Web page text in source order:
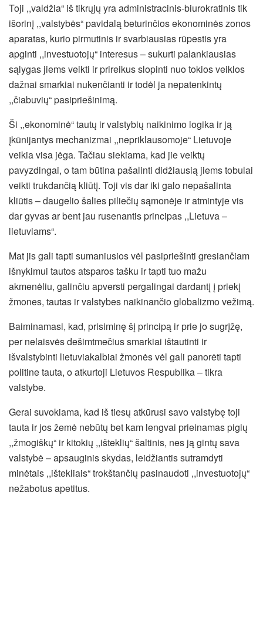
Toji ,,valdžia“ iš tikrųjų yra administracinis-biurokratinis tik
išorinį ,,valstybės“ pavidalą beturinčios ekonominės zonos
aparatas, kurio pirmutinis ir svarbiausias rūpestis yra
apginti ,,investuotojų“ interesus – sukurti palankiausias
sąlygas jiems veikti ir prireikus slopinti nuo tokios veiklos
dažnai smarkiai nukenčianti ir todėl ja nepatenkintų
,,čiabuvių“ pasipriešinimą.
Ši ,,ekonominė“ tautų ir valstybių naikinimo logika ir ją
įkūnijantys mechanizmai ,,nepriklausomoje“ Lietuvoje
veikia visa jėga. Tačiau siekiama, kad jie veiktų
pavyzdingai, o tam būtina pašalinti didžiausią jiems tobulai
veikti trukdančią kliūtį. Toji vis dar iki galo nepašalinta
kliūtis – daugelio šalies piliečių sąmonėje ir atmintyje vis
dar gyvas ar bent jau rusenantis principas ,,Lietuva –
lietuviams“.
Mat jis gali tapti sumaniusios vėl pasipriešinti gresiančiam
išnykimui tautos atsparos tašku ir tapti tuo mažu
akmenėliu, galinčiu apversti pergalingai dardantį į priekį
žmones, tautas ir valstybes naikinančio globalizmo vežimą.
Baiminamasi, kad, prisiminę šį principą ir prie jo sugrįžę,
per nelaisvės dešimtmečius smarkiai ištautinti ir
išvalstybinti lietuviakalbiai žmonės vėl gali panorėti tapti
politine tauta, o atkurtoji Lietuvos Respublika – tikra
valstybe.
Gerai suvokiama, kad iš tiesų atkūrusi savo valstybę toji
tauta ir jos žemė nebūtų bet kam lengvai prieinamas pigių
,,žmogiškų“ ir kitokių ,,išteklių“ šaltinis, nes ją gintų sava
valstybė – apsauginis skydas, leidžiantis sutramdyti
minėtais ,,ištekliais“ trokštančių pasinaudoti ,,investuotojų“
nežabotus apetitus.